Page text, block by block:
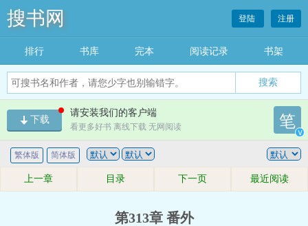
搜书网
搜索
登陆 注册
排行 书库 完本 阅读记录 书架
下载
请安装我们的客户端
看更多好书 离线下载 无网阅读 笔
v
繁体版 简体版
第313章 番外
上一章 目录 下一页 最近阅读